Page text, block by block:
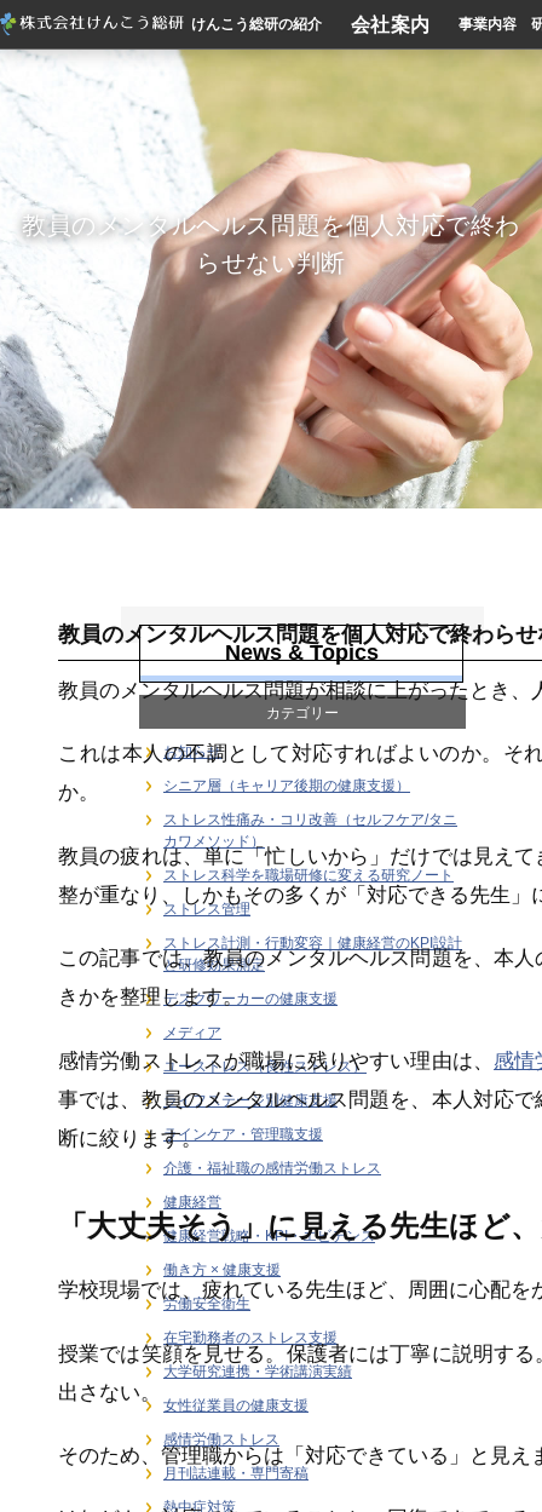
けんこう総研の紹介 会社案内 事業内容
教員のメンタルヘルス問題を個人対応で終わ
らせない判断
教員のメンタルヘルス問題を個人対応で終わら
教員のメンタルヘルス問題が相談に上がったとき
これは本人の不調として対応すればよいのか。そ
か。
教員の疲れは、単に「忙しいから」だけでは見え
整が重なり、しかもその多くが「対応できる先生
この記事では、教員のメンタルヘルス問題を、本
きかを整理します。
感情労働ストレスが職場に残りやすい理由は、 感情
事では、教員のメンタルヘルス問題を、本人対応
断に絞ります。
「大丈夫そう」に見える先生ほど
学校現場では、疲れている先生ほど、周囲に心配
授業では笑顔を見せる。保護者には丁寧に説明す
出さない。
そのため、管理職からは「対応できている」と見
News & Topics
カテゴリー
お知らせ
シニア層（キャリア後期の健康支援）
ストレス性痛み・コリ改善（セルフケア/タニ
カワメソッド）
ストレス科学を職場研修に変える研究ノート
ストレス管理
ストレス計測・行動変容｜健康経営のKPI設計
と研修効果測定
デスクワーカーの健康支援
メディア
ユーストレス（良性ストレス）
ライフステージ別健康支援
ラインケア・管理職支援
介護・福祉職の感情労働ストレス
健康経営
健康経営戦略・KPI・エビデンス
働き方 × 健康支援
労働安全衛生
在宅勤務者のストレス支援
大学研究連携・学術講演実績
女性従業員の健康支援
感情労働ストレス
月刊誌連載・専門寄稿
熱中症対策